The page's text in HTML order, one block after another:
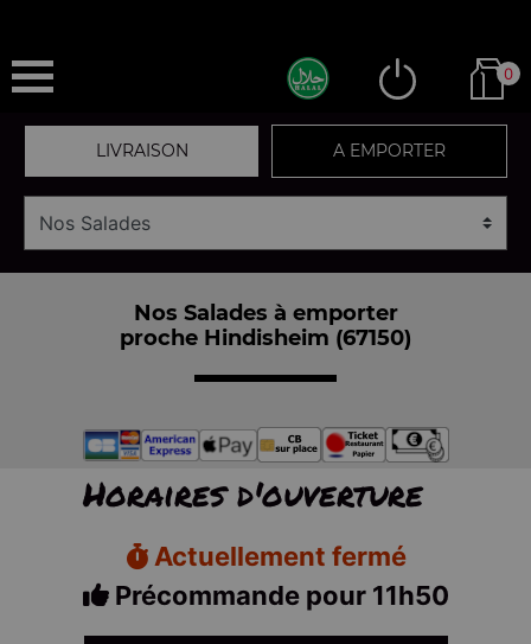
0
LIVRAISON A EMPORTER
Nos Salades à emporter
proche Hindisheim (67150)
Horaires d'ouverture
Actuellement fermé
Précommande pour 11h50